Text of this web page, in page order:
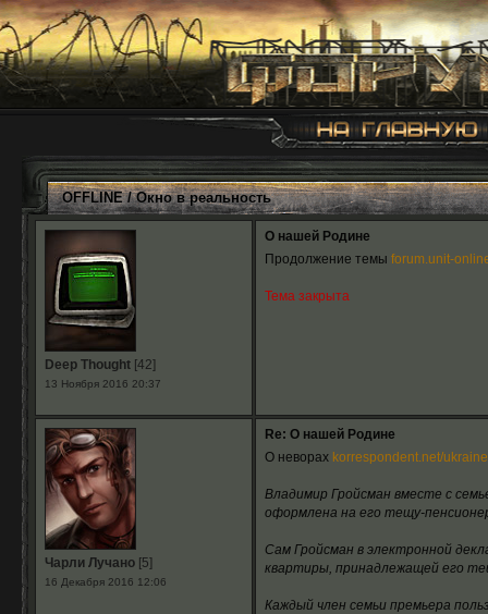
OFFLINE/Окно в реальность
Deep Thought[42]
13 Ноября 2016 20:37
О нашей Родине
Продолжение темы forum.unit-
Тема закрыта
Чарли Лучано[5]
16 Декабря 2016 12:06
Re: О нашей Родине
О неворах korrespondent.net/
Владимир Гройсман вместе с
оформлена на его тещу-
Сам Гройсман в электронной
квартиры, принадлежащей его
Каждый член семьи премьера